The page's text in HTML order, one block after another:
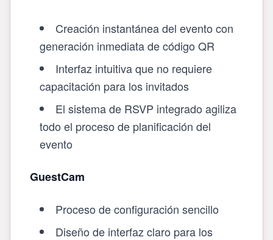
Creación instantánea del evento con
generación inmediata de código QR
Interfaz intuitiva que no requiere
capacitación para los invitados
El sistema de RSVP integrado agiliza
todo el proceso de planificación del
evento
GuestCam
Proceso de configuración sencillo
Diseño de interfaz claro para los